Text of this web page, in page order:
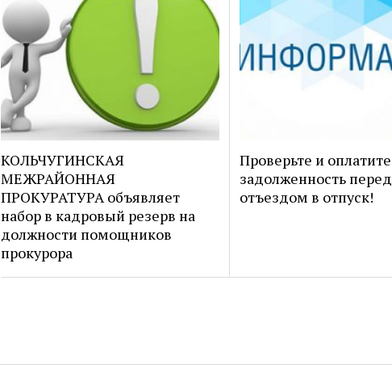
КОЛЬЧУГИНСКАЯ
МЕЖРАЙОННАЯ
ПРОКУРАТУРА объявляет
набор в кадровый резерв на
должности помощников
прокурора
Проверьте и оплатите
задолженность перед
отъездом в отпуск!